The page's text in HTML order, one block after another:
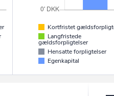
Kortfristet
Langfristede
gældsforpligtelser
Hensatte forpligtelser
Egenkapital